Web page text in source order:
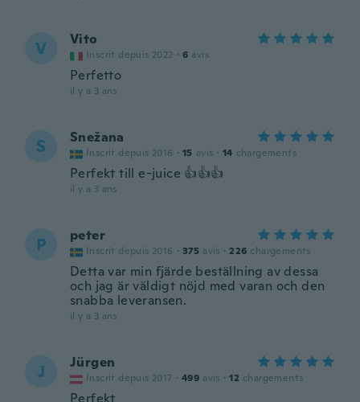
V Vito
Inscrit depuis 2022 · 6 avis
Perfetto
il y a 3 ans
S Snežana
Inscrit depuis 2016 · 15 avis · 14 chargements
Perfekt till e-juice 👍👍👍
il y a 3 ans
P peter
Inscrit depuis 2016 · 375 avis · 226 chargements
Detta var min fjärde beställning av dessa
och jag är väldigt nöjd med varan och den
snabba leveransen.
il y a 3 ans
J Jürgen
Inscrit depuis 2017 · 499 avis · 12 chargements
Perfekt